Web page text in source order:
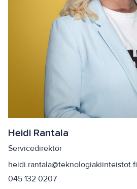
Heidi Rantala
Servicedirektör
heidi.rantala@teknologiakiinteistot.fi
045 132 0207